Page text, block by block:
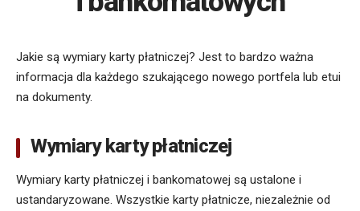
Jakie są wymiary karty płatniczej? Jest to bardzo ważna
informacja dla każdego szukającego nowego portfela lub etui
na dokumenty.
Wymiary karty płatniczej
Wymiary karty płatniczej i bankomatowej są ustalone i
ustandaryzowane. Wszystkie karty płatnicze, niezależnie od